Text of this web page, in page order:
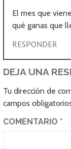
El mes que
qué ganas que
RESPONDER
DEJA UNA
Tu dirección de
campos
COMENTARIO*